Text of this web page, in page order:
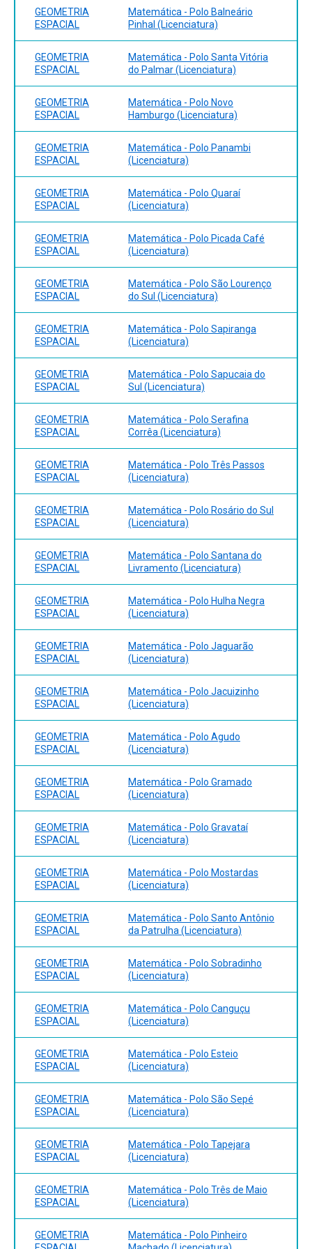
GEOMETRIA
ESPACIAL
Matemática - Polo Balneário
Pinhal (Licenciatura)
GEOMETRIA
ESPACIAL
Matemática - Polo Santa Vitória
do Palmar (Licenciatura)
GEOMETRIA
ESPACIAL
Matemática - Polo Novo
Hamburgo (Licenciatura)
GEOMETRIA
ESPACIAL
Matemática - Polo Panambi
(Licenciatura)
GEOMETRIA
ESPACIAL
Matemática - Polo Quaraí
(Licenciatura)
GEOMETRIA
ESPACIAL
Matemática - Polo Picada Café
(Licenciatura)
GEOMETRIA
ESPACIAL
Matemática - Polo São Lourenço
do Sul (Licenciatura)
GEOMETRIA
ESPACIAL
Matemática - Polo Sapiranga
(Licenciatura)
GEOMETRIA
ESPACIAL
Matemática - Polo Sapucaia do
Sul (Licenciatura)
GEOMETRIA
ESPACIAL
Matemática - Polo Serafina
Corrêa (Licenciatura)
GEOMETRIA
ESPACIAL
Matemática - Polo Três Passos
(Licenciatura)
GEOMETRIA
ESPACIAL
Matemática - Polo Rosário do Sul
(Licenciatura)
GEOMETRIA
ESPACIAL
Matemática - Polo Santana do
Livramento (Licenciatura)
GEOMETRIA
ESPACIAL
Matemática - Polo Hulha Negra
(Licenciatura)
GEOMETRIA
ESPACIAL
Matemática - Polo Jaguarão
(Licenciatura)
GEOMETRIA
ESPACIAL
Matemática - Polo Jacuizinho
(Licenciatura)
GEOMETRIA
ESPACIAL
Matemática - Polo Agudo
(Licenciatura)
GEOMETRIA
ESPACIAL
Matemática - Polo Gramado
(Licenciatura)
GEOMETRIA
ESPACIAL
Matemática - Polo Gravataí
(Licenciatura)
GEOMETRIA
ESPACIAL
Matemática - Polo Mostardas
(Licenciatura)
GEOMETRIA
ESPACIAL
Matemática - Polo Santo Antônio
da Patrulha (Licenciatura)
GEOMETRIA
ESPACIAL
Matemática - Polo Sobradinho
(Licenciatura)
GEOMETRIA
ESPACIAL
Matemática - Polo Canguçu
(Licenciatura)
GEOMETRIA
ESPACIAL
Matemática - Polo Esteio
(Licenciatura)
GEOMETRIA
ESPACIAL
Matemática - Polo São Sepé
(Licenciatura)
GEOMETRIA
ESPACIAL
Matemática - Polo Tapejara
(Licenciatura)
GEOMETRIA
ESPACIAL
Matemática - Polo Três de Maio
(Licenciatura)
GEOMETRIA
Matemática - Polo Pinheiro